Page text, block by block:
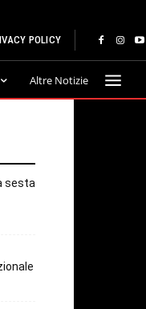
POLICY
Altre Notizie
sesta